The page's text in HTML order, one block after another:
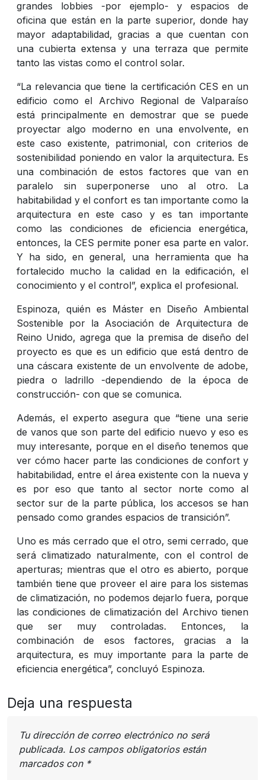
grandes lobbies -por ejemplo- y espacios de
oficina que están en la parte superior, donde hay
mayor adaptabilidad, gracias a que cuentan con
una cubierta extensa y una terraza que permite
tanto las vistas como el control solar.
“La relevancia que tiene la certificación CES en un
edificio como el Archivo Regional de Valparaíso
está principalmente en demostrar que se puede
proyectar algo moderno en una envolvente, en
este caso existente, patrimonial, con criterios de
sostenibilidad poniendo en valor la arquitectura. Es
una combinación de estos factores que van en
paralelo sin superponerse uno al otro. La
habitabilidad y el confort es tan importante como la
arquitectura en este caso y es tan importante
como las condiciones de eficiencia energética,
entonces, la CES permite poner esa parte en valor.
Y ha sido, en general, una herramienta que ha
fortalecido mucho la calidad en la edificación, el
conocimiento y el control”, explica el profesional.
Espinoza, quién es Máster en Diseño Ambiental
Sostenible por la Asociación de Arquitectura de
Reino Unido, agrega que la premisa de diseño del
proyecto es que es un edificio que está dentro de
una cáscara existente de un envolvente de adobe,
piedra o ladrillo -dependiendo de la época de
construcción- con que se comunica.
Además, el experto asegura que “tiene una serie
de vanos que son parte del edificio nuevo y eso es
muy interesante, porque en el diseño tenemos que
ver cómo hacer parte las condiciones de confort y
habitabilidad, entre el área existente con la nueva y
es por eso que tanto al sector norte como al
sector sur de la parte pública, los accesos se han
pensado como grandes espacios de transición”.
Uno es más cerrado que el otro, semi cerrado, que
será climatizado naturalmente, con el control de
aperturas; mientras que el otro es abierto, porque
también tiene que proveer el aire para los sistemas
de climatización, no podemos dejarlo fuera, porque
las condiciones de climatización del Archivo tienen
que ser muy controladas. Entonces, la
combinación de esos factores, gracias a la
arquitectura, es muy importante para la parte de
eficiencia energética”, concluyó Espinoza.
Deja una respuesta
Tu dirección de correo electrónico no será
publicada. Los campos obligatorios están
marcados con *